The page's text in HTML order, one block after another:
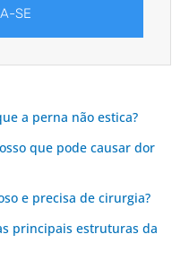
SE
a perna não estica?
que pode causar dor
e precisa de cirurgia?
principais estruturas da